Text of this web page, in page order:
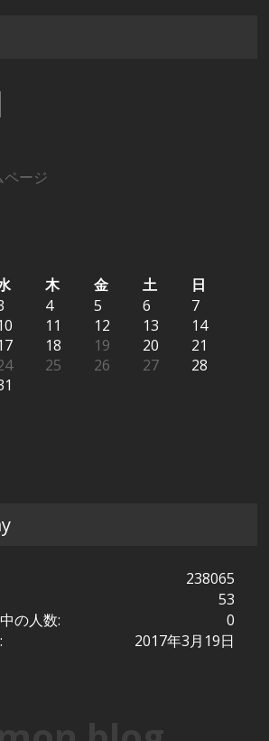
ページ
木 金 土
日
4 5 6
7
11 12 13
14
18 19 20
21
25 26 27
28
238065
53
0
の人数:
2017年3月19日